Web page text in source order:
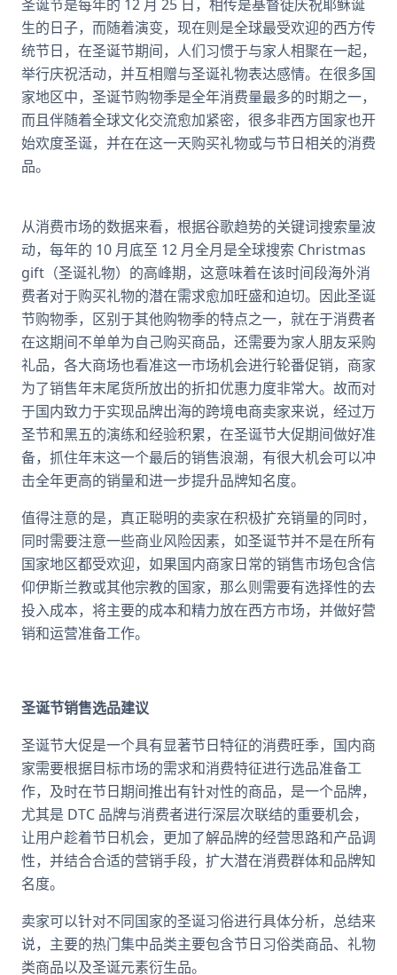
圣诞节是每年的 12 月 25 日，相传是基督徒庆祝耶稣诞
生的日子，而随着演变，现在则是全球最受欢迎的西方传
统节日，在圣诞节期间，人们习惯于与家人相聚在一起，
举行庆祝活动，并互相赠与圣诞礼物表达感情。在很多国
家地区中，圣诞节购物季是全年消费量最多的时期之一，
而且伴随着全球文化交流愈加紧密，很多非西方国家也开
始欢度圣诞，并在在这一天购买礼物或与节日相关的消费
品。
从消费市场的数据来看，根据谷歌趋势的关键词搜索量波
动，每年的 10 月底至 12 月全月是全球搜索 Christmas
gift（圣诞礼物）的高峰期，这意味着在该时间段海外消
费者对于购买礼物的潜在需求愈加旺盛和迫切。因此圣诞
节购物季，区别于其他购物季的特点之一，就在于消费者
在这期间不单单为自己购买商品，还需要为家人朋友采购
礼品，各大商场也看准这一市场机会进行轮番促销，商家
为了销售年末尾货所放出的折扣优惠力度非常大。故而对
于国内致力于实现品牌出海的跨境电商卖家来说，经过万
圣节和黑五的演练和经验积累，在圣诞节大促期间做好准
备，抓住年末这一个最后的销售浪潮，有很大机会可以冲
击全年更高的销量和进一步提升品牌知名度。
值得注意的是，真正聪明的卖家在积极扩充销量的同时，
同时需要注意一些商业风险因素，如圣诞节并不是在所有
国家地区都受欢迎，如果国内商家日常的销售市场包含信
仰伊斯兰教或其他宗教的国家，那么则需要有选择性的去
投入成本，将主要的成本和精力放在西方市场，并做好营
销和运营准备工作。
圣诞节销售选品建议
圣诞节大促是一个具有显著节日特征的消费旺季，国内商
家需要根据目标市场的需求和消费特征进行选品准备工
作，及时在节日期间推出有针对性的商品，是一个品牌，
尤其是 DTC 品牌与消费者进行深层次联结的重要机会，
让用户趁着节日机会，更加了解品牌的经营思路和产品调
性，并结合合适的营销手段，扩大潜在消费群体和品牌知
名度。
卖家可以针对不同国家的圣诞习俗进行具体分析，总结来
说，主要的热门集中品类主要包含节日习俗类商品、礼物
类商品以及圣诞元素衍生品。